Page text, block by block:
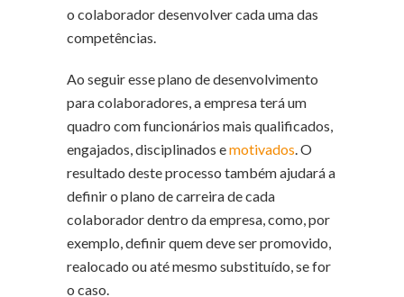
o colaborador desenvolver cada uma das
competências.
Ao seguir esse plano de desenvolvimento
para colaboradores, a empresa terá um
quadro com funcionários mais qualificados,
engajados, disciplinados emotivados . O
resultado deste processo também ajudará a
definir o plano de carreira de cada
colaborador dentro da empresa, como, por
exemplo, definir quem deve ser promovido,
realocado ou até mesmo substituído, se for
o caso.